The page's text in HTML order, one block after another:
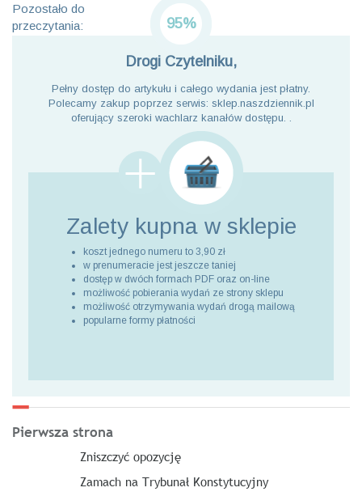
Pozostało do
przeczytania:
95%
Drogi Czytelniku,
Pełny dostęp do artykułu i całego wydania jest płatny.
Polecamy zakup poprzez serwis: sklep.naszdziennik.pl
oferujący szeroki wachlarz kanałów dostępu. .
Zalety kupna w sklepie
koszt jednego numeru to 3,90 zł
w prenumeracie jest jeszcze taniej
dostęp w dwóch formach PDF oraz on-line
możliwość pobierania wydań ze strony sklepu
możliwość otrzymywania wydań drogą mailową
popularne formy płatności
Pierwsza strona
Zniszczyć opozycję
Zamach na Trybunał Konstytucyjny